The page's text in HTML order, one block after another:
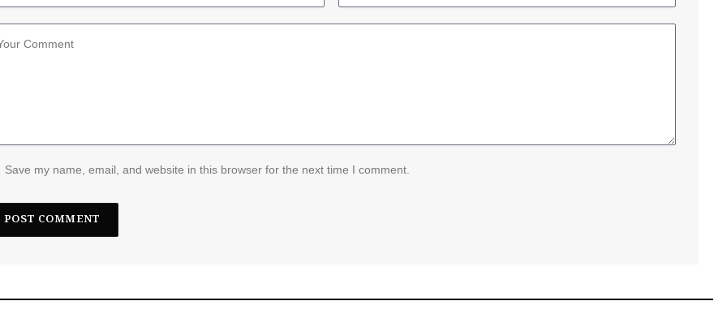
Save my name, email, and website in this browser for the next time I comment.